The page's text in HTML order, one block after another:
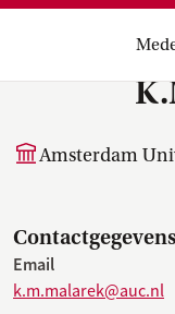
Amsterdam
Contactgegevens
Email
k.m.malarek@auc.nl